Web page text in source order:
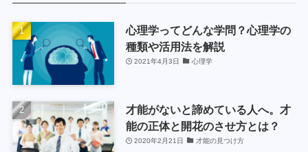
心理学ってどんな学問？心理学の
種類や活用法を解説
2021年4月3日 心理学
才能がないと諦めている人へ。才
能の正体と開花のさせ方とは？
2020年2月21日 才能の見つけ方